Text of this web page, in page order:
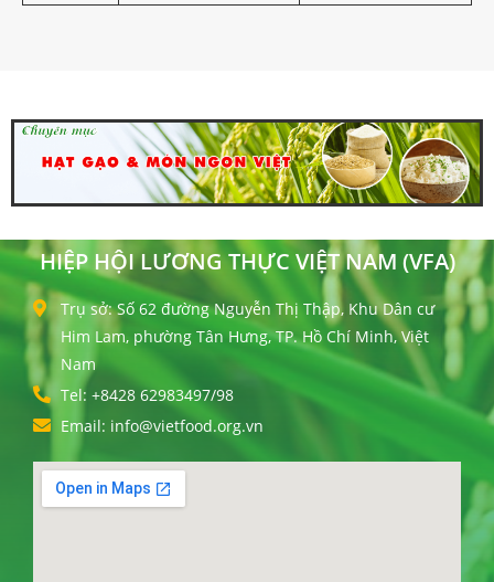
HIỆP HỘI LƯƠNG THỰC VIỆT NAM (VFA)
Trụ sở: Số 62 đường Nguyễn Thị Thập, Khu Dân cư
Him Lam, phường Tân Hưng, TP. Hồ Chí Minh, Việt
Nam
Tel: +8428 62983497/98
Email: info@vietfood.org.vn